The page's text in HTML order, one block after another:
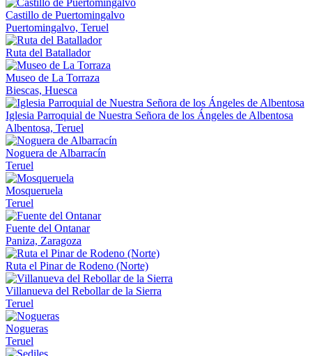
Castillo de Puertomingalvo
Puertomingalvo, Teruel
Ruta del Batallador
Museo de La Torraza
Biescas, Huesca
Iglesia Parroquial de Nuestra Señora de los Ángeles de Albentosa
Albentosa, Teruel
Noguera de Albarracín
Teruel
Mosqueruela
Teruel
Fuente del Ontanar
Paniza, Zaragoza
Ruta el Pinar de Rodeno (Norte)
Villanueva del Rebollar de la Sierra
Teruel
Nogueras
Teruel